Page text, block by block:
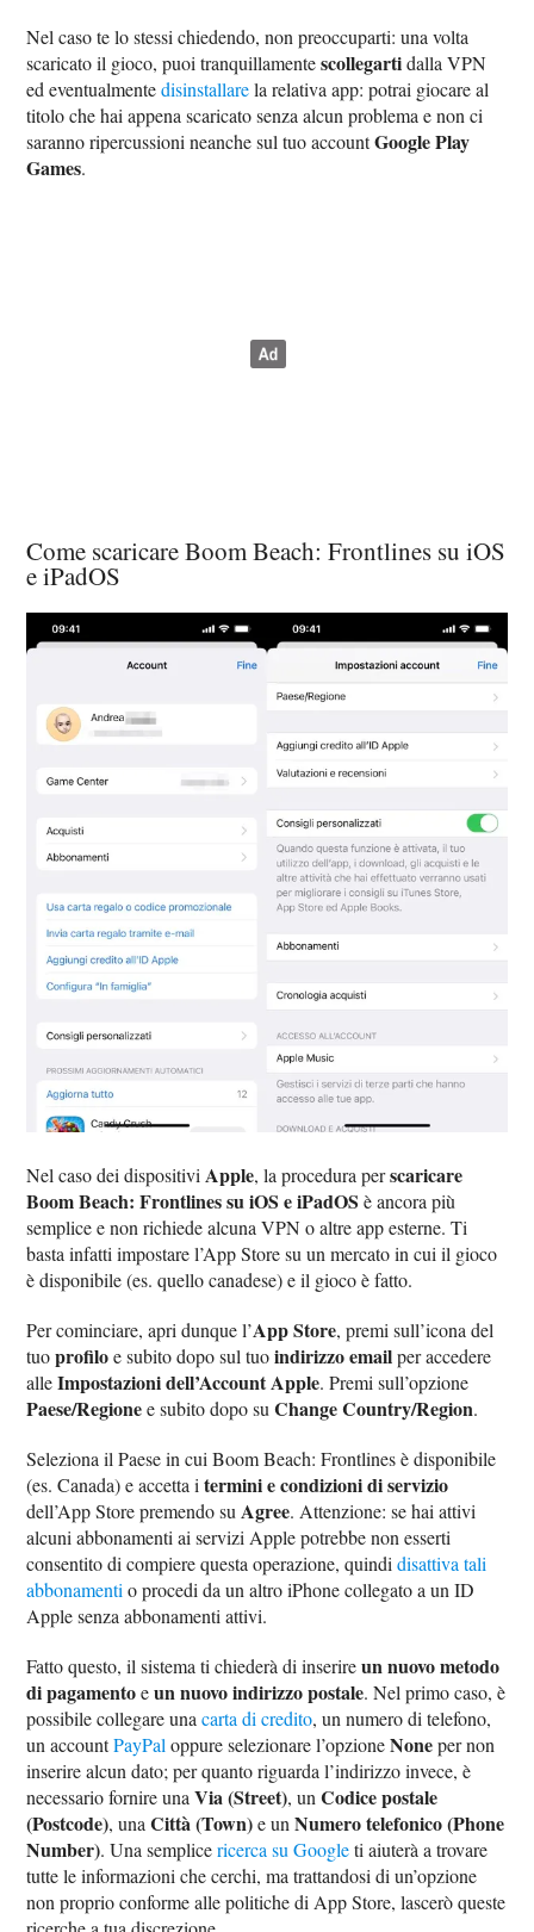
Nel caso te lo stessi chiedendo, non preoccuparti: una volta
scaricato il gioco, puoi tranquillamentescollegartidalla VPN
ed eventualmentedisinstallarela relativa app: potrai giocare al
titolo che hai appena scaricato senza alcun problema e non ci
saranno ripercussioni neanche sul tuo accountGoogle Play
Games.
Come scaricare Boom Beach: Frontlines su iOS
e iPadOS
Nel caso dei dispositivi Apple, la procedura perscaricare
Boom Beach: Frontlines su iOS e iPadOS è ancora più
semplice e non richiede alcuna VPN o altre app esterne. Ti
basta infatti impostare l’App Store su un mercato in cui il gioco
è disponibile (es. quello canadese) e il gioco è fatto.
Per cominciare, apri dunque l’App Store, premi sull’icona del
tuoprofiloe subito dopo sul tuoindirizzo emailper accedere
alleImpostazioni dell’Account Apple. Premi sull’opzione
Paese/Regionee subito dopo suChange Country/Region.
Seleziona il Paese in cui Boom Beach: Frontlines è disponibile
(es. Canada) e accetta itermini e condizioni di servizio
dell’App Store premendo su Agree. Attenzione: se hai attivi
alcuni abbonamenti ai servizi Apple potrebbe non esserti
consentito di compiere questa operazione, quindidisattiva tali
abbonamenti o procedi da un altro iPhone collegato a un ID
Apple senza abbonamenti attivi.
Fatto questo, il sistema ti chiederà di inserireun nuovo metodo
di pagamentoeun nuovo indirizzo postale. Nel primo caso, è
possibile collegare unacarta di credito, un numero di telefono,
un accountPayPal oppure selezionare l’opzioneNoneper non
inserire alcun dato; per quanto riguarda l’indirizzo invece, è
necessario fornire unaVia (Street), unCodice postale
(Postcode), unaCittà (Town)e unNumero telefonico (Phone
Number). Una semplicericerca su Googleti aiuterà a trovare
tutte le informazioni che cerchi, ma trattandosi di un’opzione
non proprio conforme alle politiche di App Store, lascerò queste